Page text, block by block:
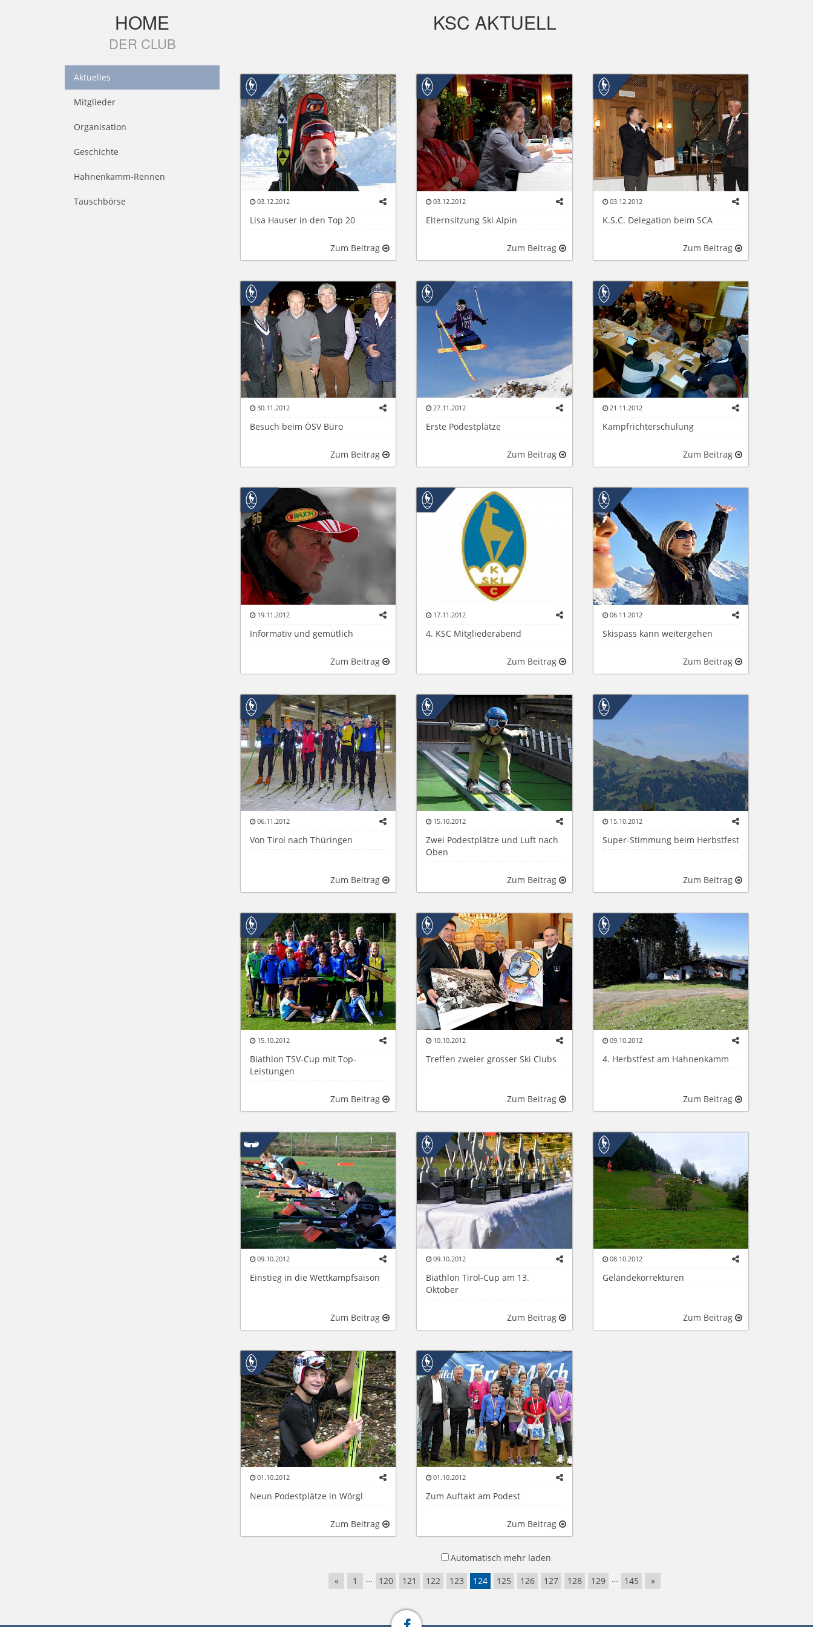
KSC AKTUELL
03.12.2012
Lisa Hauser in den Top 20
Zum Beitrag
03.12.2012
Elternsitzung Ski Alpin
Zum Beitrag
03.12.2012
K.S.C. Delegation beim SCA
Zum Beitrag
30.11.2012
Besuch beim ÖSV Büro
Zum Beitrag
27.11.2012
Erste Podestplätze
Zum Beitrag
21.11.2012
Kampfrichterschulung
Zum Beitrag
19.11.2012
Informativ und gemütlich
Zum Beitrag
17.11.2012
4. KSC Mitgliederabend
Zum Beitrag
06.11.2012
Skispass kann weitergehen
Zum Beitrag
06.11.2012
Von Tirol nach Thüringen
Zum Beitrag
15.10.2012
Zwei Podestplätze und Luft nach
Oben
Zum Beitrag
15.10.2012
Super-Stimmung beim Herbstfest
Zum Beitrag
15.10.2012
Biathlon TSV-Cup mit Top-
Leistungen
Zum Beitrag
10.10.2012
Treffen zweier grosser Ski Clubs
Zum Beitrag
09.10.2012
4. Herbstfest am Hahnenkamm
Zum Beitrag
09.10.2012
Einstieg in die Wettkampfsaison
Zum Beitrag
09.10.2012
Biathlon Tirol-Cup am 13.
Oktober
Zum Beitrag
08.10.2012
Geländekorrekturen
Zum Beitrag
01.10.2012
Neun Podestplätze in Wörgl
Zum Beitrag
01.10.2012
Zum Auftakt am Podest
Zum Beitrag
Automatisch mehr laden
«
1 … 120 121 122 123 124 125 126 127 128 129 … 145 »
HOME
DER CLUB
Aktuelles
Mitglieder
Organisation
Geschichte
Hahnenkamm-Rennen
Tauschbörse